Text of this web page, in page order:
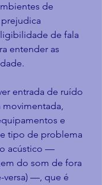
de
de fala
entender as
entrada de ruído
e
tipo de problema
acústico —
do som de fora
versa) —, que é